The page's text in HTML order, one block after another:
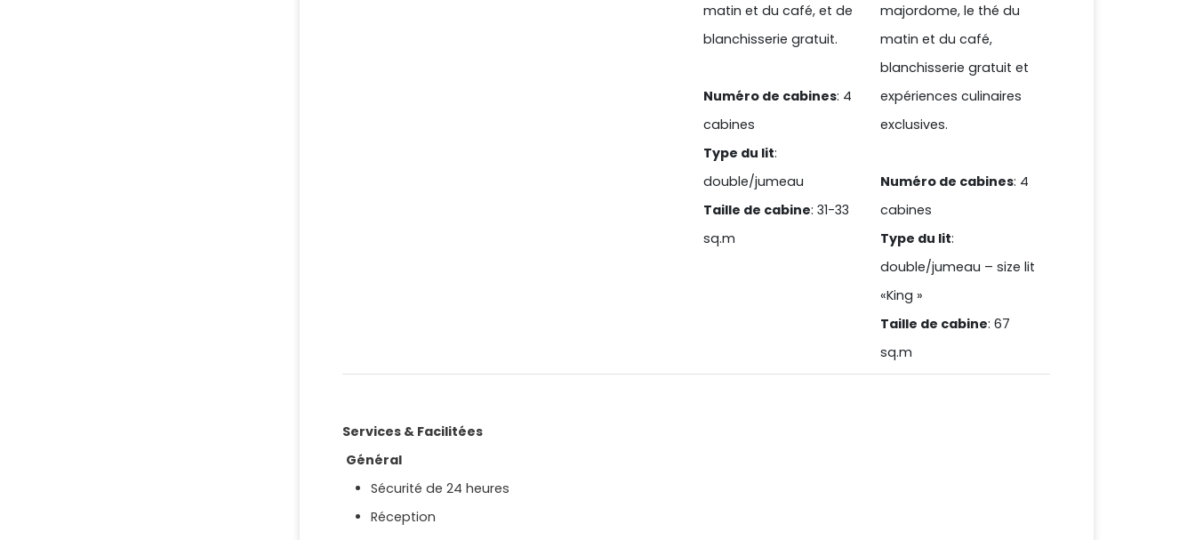
matin et du café, et de
blanchisserie gratuit.
Numéro de cabines: 4
cabines
Type du lit:
double/jumeau
Taille de cabine: 31-33
sq.m
majordome, le thé du
matin et du café,
blanchisserie gratuit et
expériences culinaires
exclusives.
Numéro de cabines: 4
cabines
Type du lit:
double/jumeau – size lit
«King »
Taille de cabine: 67
sq.m
Services & Facilitées
Général
Sécurité de 24 heures
Réception